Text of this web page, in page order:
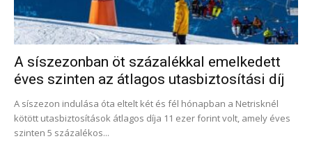
A síszezonban öt százalékkal emelkedett
éves szinten az átlagos utasbiztosítási díj
A síszezon indulása óta eltelt két és fél hónapban a Netrisknél
kötött utasbiztosítások átlagos díja 11 ezer forint volt, amely éves
szinten 5 százalékos...